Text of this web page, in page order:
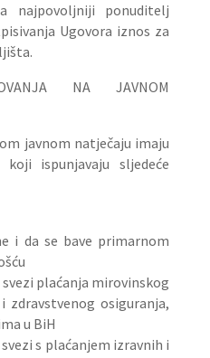
najpovoljniji ponuditelj
Ugovora iznos za
NA JAVNOM
javnom natječaju imaju
ispunjavaju sljedeće
i da se bave primarnom
plaćanja mirovinskog
zdravstvenog osiguranja,
u BiH
s plaćanjem izravnih i